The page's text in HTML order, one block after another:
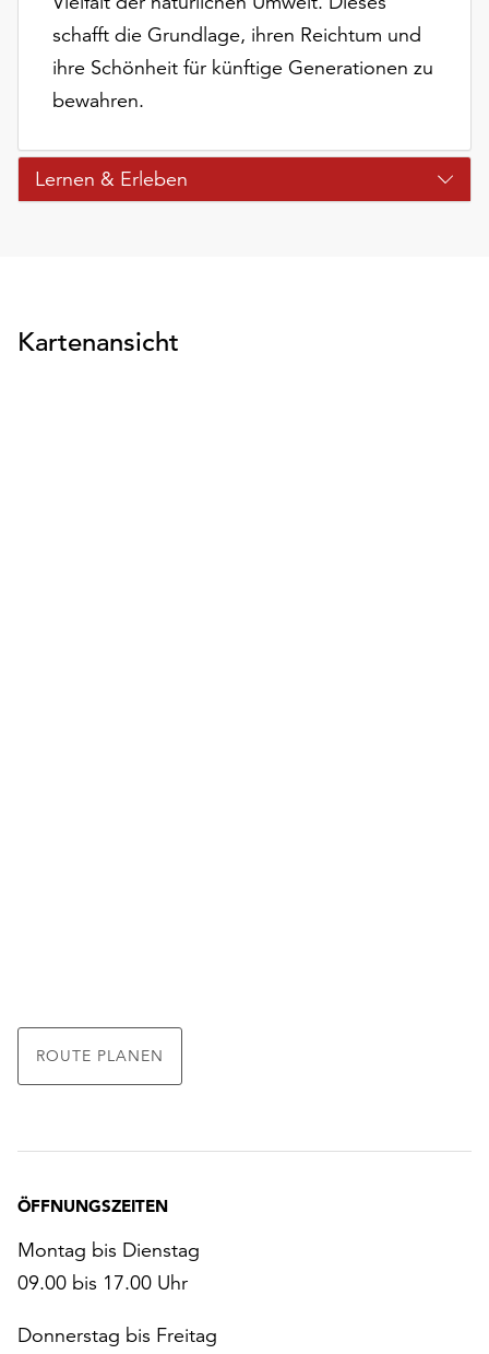
schafft die Grundlage, ihren Reichtum und
ihre Schönheit für künftige Generationen zu
bewahren.
Lernen & Erleben
Kartenansicht
ROUTE PLANEN
ÖFFNUNGSZEITEN
Montag bis Dienstag
09.00 bis 17.00 Uhr
Donnerstag bis Freitag